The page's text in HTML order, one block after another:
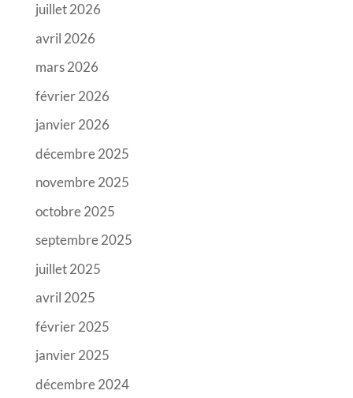
juillet 2026
avril 2026
mars 2026
février 2026
janvier 2026
décembre 2025
novembre 2025
octobre 2025
septembre 2025
juillet 2025
avril 2025
février 2025
janvier 2025
décembre 2024